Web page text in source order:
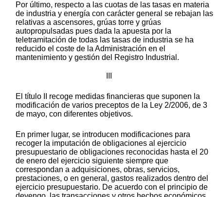
Por último, respecto a las cuotas de las tasas en materia
de industria y energía con carácter general se rebajan las
relativas a ascensores, grúas torre y grúas
autopropulsadas pues dada la apuesta por la
teletramitación de todas las tasas de industria se ha
reducido el coste de la Administración en el
mantenimiento y gestión del Registro Industrial.
El título II recoge medidas financieras que suponen la
modificación de varios preceptos de la Ley 2/2006, de 3
de mayo, con diferentes objetivos.
En primer lugar, se introducen modificaciones para
recoger la imputación de obligaciones al ejercicio
presupuestario de obligaciones reconocidas hasta el 20
de enero del ejercicio siguiente siempre que
correspondan a adquisiciones, obras, servicios,
prestaciones, o en general, gastos realizados dentro del
ejercicio presupuestario. De acuerdo con el principio de